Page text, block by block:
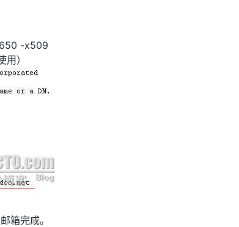
-x509
）
箱完成。